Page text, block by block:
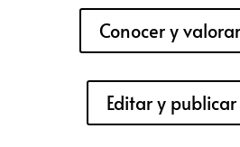
Conocer y
Editar y